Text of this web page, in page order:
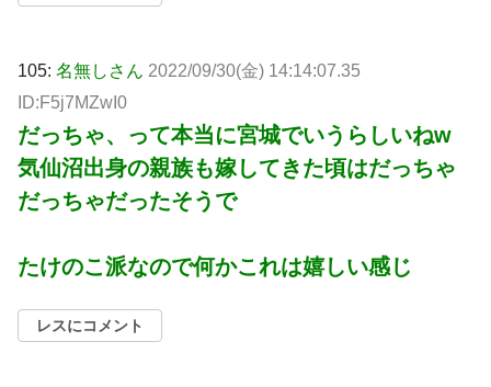
105: 名無しさん 2022/09/30(金) 14:14:07.35
ID:F5j7MZwI0
だっちゃ、って本当に宮城でいうらしいねw
気仙沼出身の親族も嫁してきた頃はだっちゃ
だっちゃだったそうで
たけのこ派なので何かこれは嬉しい感じ
レスにコメント